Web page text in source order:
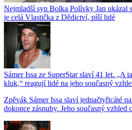
Nejmladší syn Bolka Polívky Jan ukázal
je celá Vlastička z Dědictví, píší lidé
Sámer Issa ze SuperStar slaví 41 let. „A
kluk,“ reagují lidé na jeho současný
Zpěvák Sámer Issa slaví jednačtyřicáté
dokonce zásnuby. Jeho současný vzhled